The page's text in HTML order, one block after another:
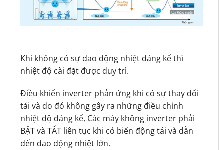
Khi không có sự dao động nhiệt đáng kể thì
nhiệt độ cài đặt được duy trì.
Điều khiển inverter phản ứng khi có sự thay đổi
tải và do đó không gây ra những điều chỉnh
nhiệt độ đáng kể, Các máy không inverter phải
BẬT và TẤT liên tục khi có biến động tải và dẫn
đến dao động nhiệt lớn.